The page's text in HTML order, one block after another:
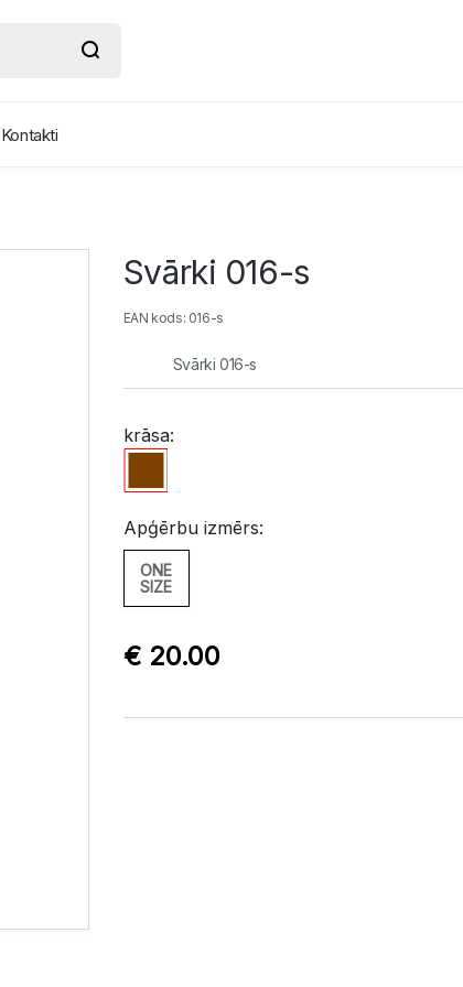
Kontakti
Svārki 016-s
EAN kods: 016-s
Svārki 016-s
krāsa:
Apģērbu izmērs:
ONE
SIZE
€ 20.00